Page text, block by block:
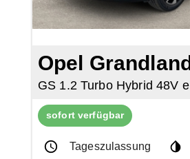
Opel Grandland
sofort verfügbar
Tageszulassung